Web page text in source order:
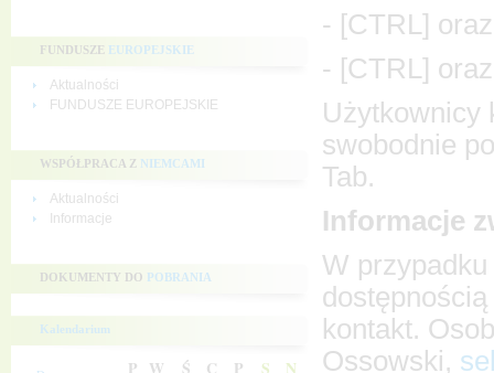
FUNDUSZE EUROPEJSKIE
Aktualności
FUNDUSZE EUROPEJSKIE
WSPÓŁPRACA Z NIEMCAMI
Aktualności
Informacje
DOKUMENTY DO POBRANIA
Kalendarium
P W Ś C P S N
- [CTRL]
- [CTRL]
Użytkownicy
swobodnie
Tab.
Informacje
W
kontakt.
Ossowski,